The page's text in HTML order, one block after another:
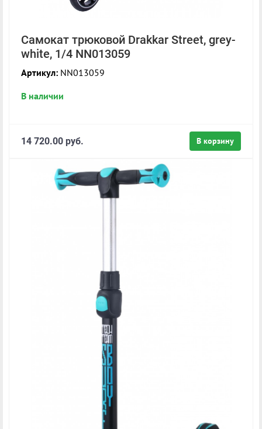
Самокат трюковой Drakkar Street, grey-
white, 1/4 NN013059
Артикул: NN013059
В наличии
В корзину
14 720.00 руб.